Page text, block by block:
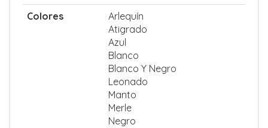
Colores
Arlequín
Atigrado
Azul
Blanco
Blanco Y Negro
Leonado
Manto
Merle
Negro